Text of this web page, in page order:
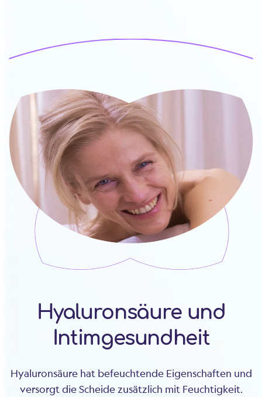
Hyaluronsäure und
Intimgesundheit
Hyaluronsäure hat befeuchtende Eigenschaften und
versorgt die Scheide zusätzlich mit Feuchtigkeit.